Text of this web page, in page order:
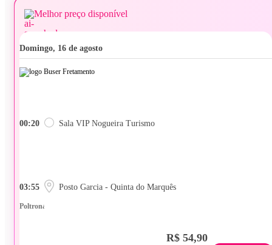
Melhor preço disponível
domingo, 16 de agosto
00:20 Sala VIP Nogueira Turismo
03:55 Posto Garcia - Quinta do Marquês
Poltrona
R$ 54,90